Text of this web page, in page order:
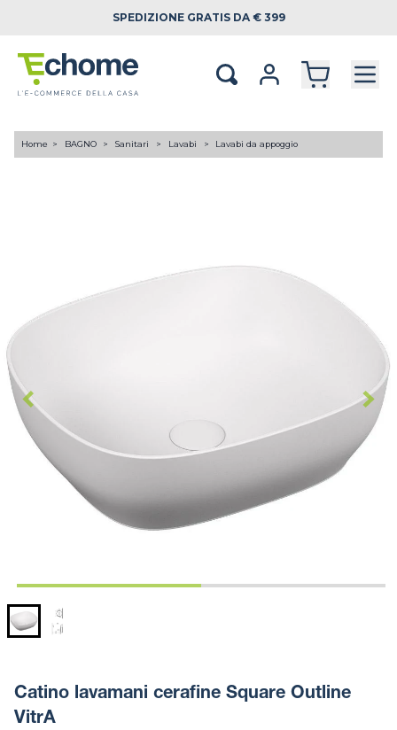
SPEDIZIONE GRATIS DA € 399
Home BAGNO Sanitari Lavabi Lavabi da appoggio
Catino lavamani cerafine Square Outline
VitrA